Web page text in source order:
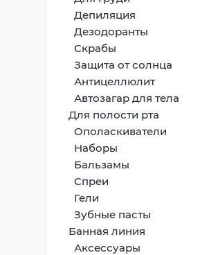
Депиляция
Дезодоранты
Скрабы
Защита от солнца
Антицеллюлит
Автозагар для тела
Для полости рта
Ополаскиватели
Наборы
Бальзамы
Спреи
Гели
Зубные пасты
Банная линия
Аксессуары